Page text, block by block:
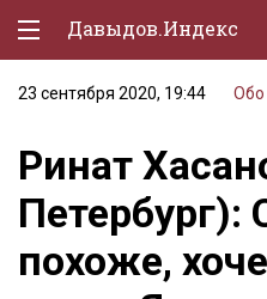
Давыдов.Индекс
Политическая жизнь
Экономика
Природа
Образование
23 сентября 2020, 19:44 Обо
Ринат
Петербург):
похоже,